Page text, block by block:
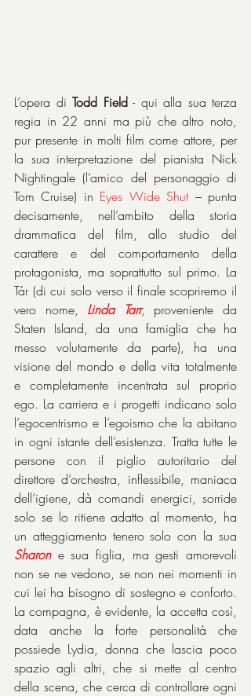
L’opera di Todd Field - qui alla sua terza
regia in 22 anni ma più che altro noto,
pur presente in molti film come attore, per
la sua interpretazione del pianista Nick
Nightingale (l’amico del personaggio di
Tom Cruise) in Eyes Wide Shut – punta
decisamente, nell’ambito della storia
drammatica del film, allo studio del
carattere e del comportamento della
protagonista, ma soprattutto sul primo. La
Tár (di cui solo verso il finale scopriremo il
vero nome, Linda Tarr, proveniente da
Staten Island, da una famiglia che ha
messo volutamente da parte), ha una
visione del mondo e della vita totalmente
e completamente incentrata sul proprio
ego. La carriera e i progetti indicano solo
l’egocentrismo e l’egoismo che la abitano
in ogni istante dell’esistenza. Tratta tutte le
persone con il piglio autoritario del
direttore d’orchestra, inflessibile, maniaca
dell’igiene, dà comandi energici, sorride
solo se lo ritiene adatto al momento, ha
Sharon e sua figlia, ma gesti amorevoli
non se ne vedono, se non nei momenti in
cui lei ha bisogno di sostegno e conforto.
La compagna, è evidente, la accetta così,
data anche la forte personalità che
possiede Lydia, donna che lascia poco
spazio agli altri, che si mette al centro
della scena, che cerca di controllare ogni